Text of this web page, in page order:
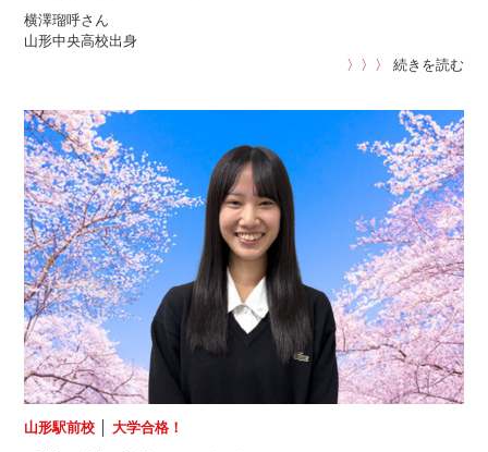
横澤瑠呼さん
山形中央高校出身
〉〉〉
続きを読む
山形駅前校 │大学合格！